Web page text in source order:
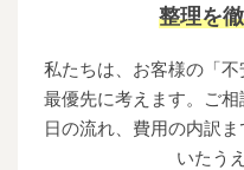
整理を
私たちは、お客様の「
最優先に考えます。ご
日の流れ、費用の内訳
いたう